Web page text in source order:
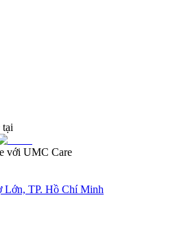
tại
với UMC Care
Lớn, TP. Hồ Chí Minh